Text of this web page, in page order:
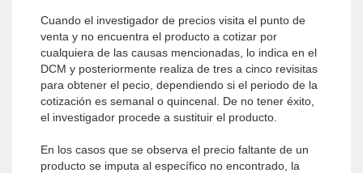
Cuando el investigador de precios visita el punto de
venta y no encuentra el producto a cotizar por
cualquiera de las causas mencionadas, lo indica en el
DCM y posteriormente realiza de tres a cinco revisitas
para obtener el pecio, dependiendo si el periodo de la
cotización es semanal o quincenal. De no tener éxito,
el investigador procede a sustituir el producto.
En los casos que se observa el precio faltante de un
producto se imputa al específico no encontrado, la